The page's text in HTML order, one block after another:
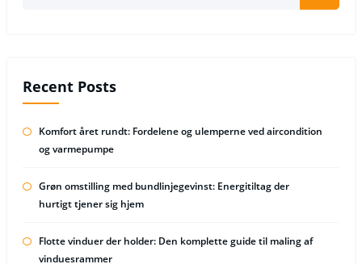
Recent Posts
Komfort året rundt: Fordelene og ulemperne ved aircondition
og varmepumpe
Grøn omstilling med bundlinjegevinst: Energitiltag der
hurtigt tjener sig hjem
Flotte vinduer der holder: Den komplette guide til maling af
vinduesrammer